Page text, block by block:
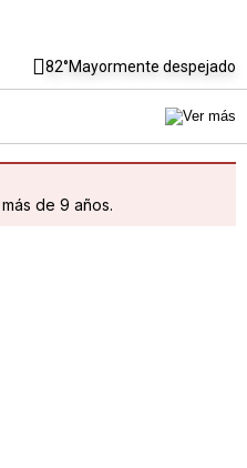
82°Mayormente despejado
de 9 años.